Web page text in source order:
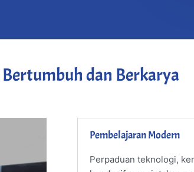
dan Berkarya
Pembelajaran Modern
Perpaduan teknologi,